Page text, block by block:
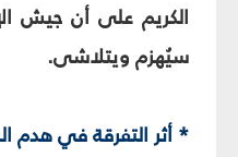
الكريم على أن جيش
سيُهزم ويتلاشى.
* أثر التفرقة في هدم